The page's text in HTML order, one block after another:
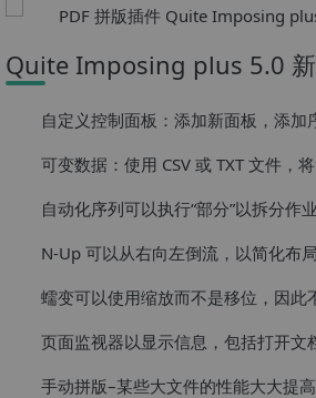
Quite Imposing plus 5.0
自定义控制面板：添加新面板，添加
可变数据：使用 CSV 或 TXT 文件，
自动化序列可以执行“部分”以拆分作
N-Up 可以从右向左倒流，以简化布
蠕变可以使用缩放而不是移位，因此
页面监视器以显示信息，包括打开文
手动拼版–某些大文件的性能大大提高